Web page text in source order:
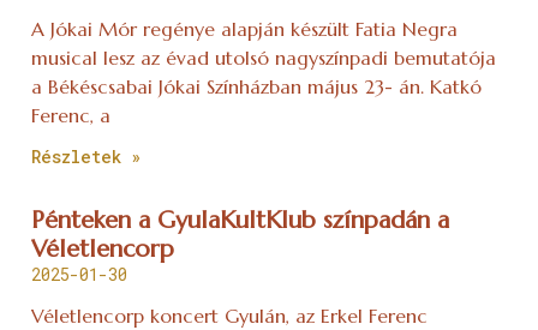
A Jókai Mór regénye alapján készült Fatia Negra
musical lesz az évad utolsó nagyszínpadi bemutatója
a Békéscsabai Jókai Színházban május 23- án. Katkó
Ferenc, a
Részletek »
Pénteken a GyulaKultKlub színpadán a
Véletlencorp
2025-01-30
Véletlencorp koncert Gyulán, az Erkel Ferenc